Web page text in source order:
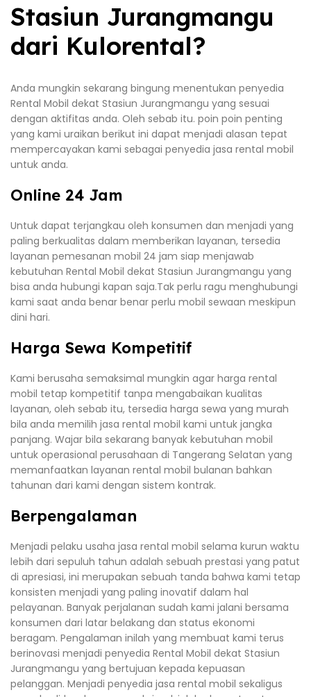
Stasiun Jurangmangu
dari Kulorental?
Anda mungkin sekarang bingung menentukan penyedia
Rental Mobil dekat Stasiun Jurangmangu yang sesuai
dengan aktifitas anda. Oleh sebab itu. poin poin penting
yang kami uraikan berikut ini dapat menjadi alasan tepat
mempercayakan kami sebagai penyedia jasa rental mobil
untuk anda.
Online 24 Jam
Untuk dapat terjangkau oleh konsumen dan menjadi yang
paling berkualitas dalam memberikan layanan, tersedia
layanan pemesanan mobil 24 jam siap menjawab
kebutuhan Rental Mobil dekat Stasiun Jurangmangu yang
bisa anda hubungi kapan saja.Tak perlu ragu menghubungi
kami saat anda benar benar perlu mobil sewaan meskipun
dini hari.
Harga Sewa Kompetitif
Kami berusaha semaksimal mungkin agar harga rental
mobil tetap kompetitif tanpa mengabaikan kualitas
layanan, oleh sebab itu, tersedia harga sewa yang murah
bila anda memilih jasa rental mobil kami untuk jangka
panjang. Wajar bila sekarang banyak kebutuhan mobil
untuk operasional perusahaan di Tangerang Selatan yang
memanfaatkan layanan rental mobil bulanan bahkan
tahunan dari kami dengan sistem kontrak.
Berpengalaman
Menjadi pelaku usaha jasa rental mobil selama kurun waktu
lebih dari sepuluh tahun adalah sebuah prestasi yang patut
di apresiasi, ini merupakan sebuah tanda bahwa kami tetap
konsisten menjadi yang paling inovatif dalam hal
pelayanan. Banyak perjalanan sudah kami jalani bersama
konsumen dari latar belakang dan status ekonomi
beragam. Pengalaman inilah yang membuat kami terus
berinovasi menjadi penyedia Rental Mobil dekat Stasiun
Jurangmangu yang bertujuan kepada kepuasan
pelanggan. Menjadi penyedia jasa rental mobil sekaligus